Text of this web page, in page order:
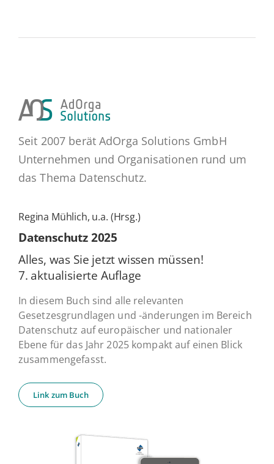
Seit 2007 berät AdOrga Solutions GmbH
Unternehmen und Organisationen rund um
das Thema Datenschutz.
Regina Mühlich, u.a. (Hrsg.)
Daten­schutz 2025
Alles, was Sie jetzt wissen müssen!
7. ak­tua­li­sier­te Auflage
In diesem Buch sind alle relevanten
Gesetzesgrundlagen und -änderungen im Bereich
Datenschutz auf europäischer und nationaler
Ebene für das Jahr 2025 kompakt auf einen Blick
zusammengefasst.
Link zum Buch